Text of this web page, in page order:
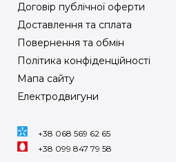
Договір публічної оферти
Доставлення та сплата
Повернення та обмін
Політика конфіденційності
Мапа сайту
Електродвигуни
+38 068 569 62 65
+38 099 847 79 58